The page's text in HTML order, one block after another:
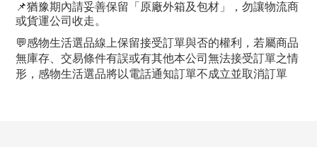
📌猶豫期內請妥善保留「原廠外箱及包材」，勿讓物流商
或貨運公司收走。
💬感物生活選品線上保留接受訂單與否的權利，若屬商品
無庫存、交易條件有誤或有其他本公司無法接受訂單之情
形，感物生活選品將以電話通知訂單不成立並取消訂單